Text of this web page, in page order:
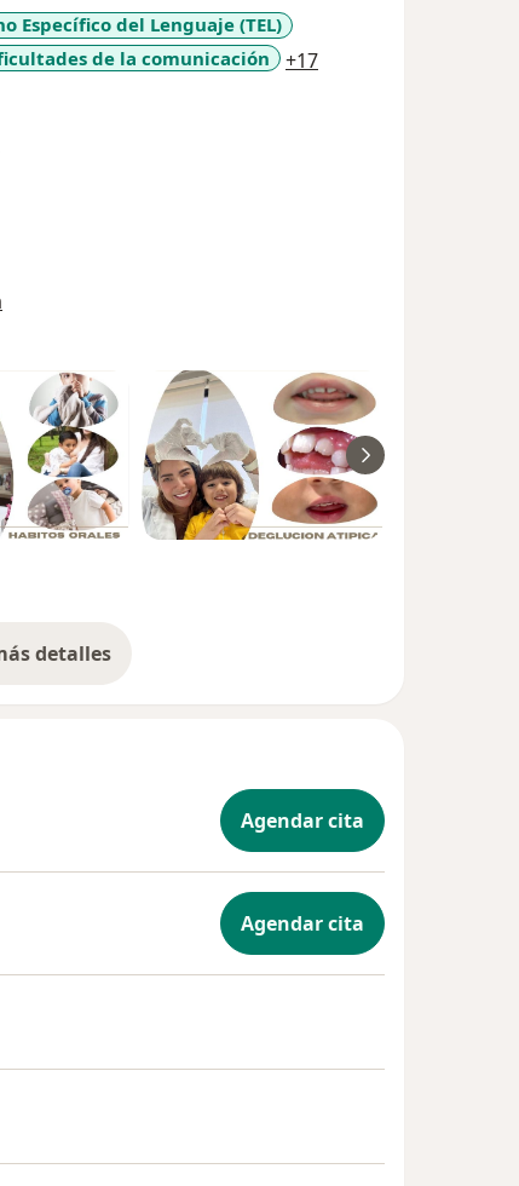
Específico del Lenguaje (TEL)
de la comunicación +17a11y_sr_more_diseases
detalles
sobre la experiencia
Agendar cita
Agendar cita